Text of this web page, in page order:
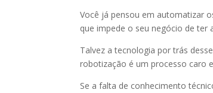
Você já pensou em automatizar
que impede o seu negócio de ter
Talvez a tecnologia por trás
robotização é um processo caro
Se a falta de conhecimento